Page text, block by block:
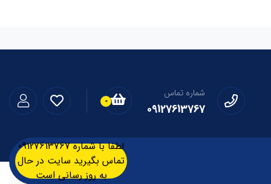
شماره تماس
09127613767
0
لطفا با شماره 09127613767
تماس بگیرید سایت در حال
به روز رسانی است